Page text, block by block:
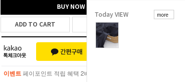
Today VIEW more
BUY NOW
ADD TO CART WISH LIST
이벤트 페이포인트 적립 혜택 2배 UP!